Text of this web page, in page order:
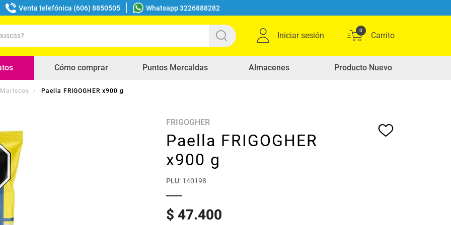
Venta telefónica (606) 8850505 Whatsapp 3226888282
Iniciar sesión
0
Cómo comprar Puntos Mercaldas Almacenes Producto Nuevo
Mariscos Paella FRIGOGHER x900 g
FRIGOGHER
Paella FRIGOGHER
x900 g
PLU: 140198
$47.400
buscados